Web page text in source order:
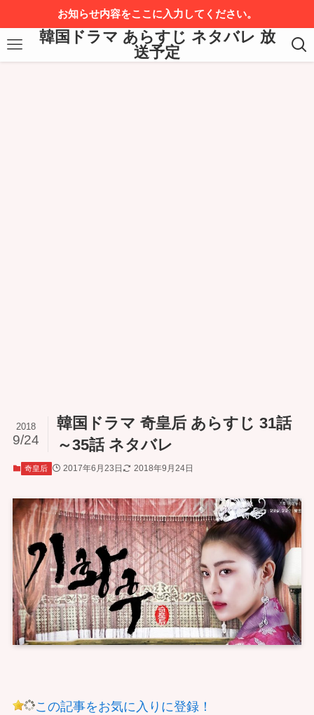
お知らせ内容をここに入力してください。
韓国ドラマ あらすじ ネタバレ 放
送予定
韓国ドラマ 奇皇后 あらすじ 31話
～35話 ネタバレ
2018
9/24
奇皇后 2017年6月23日 2018年9月24日
この記事をお気に入りに登録！